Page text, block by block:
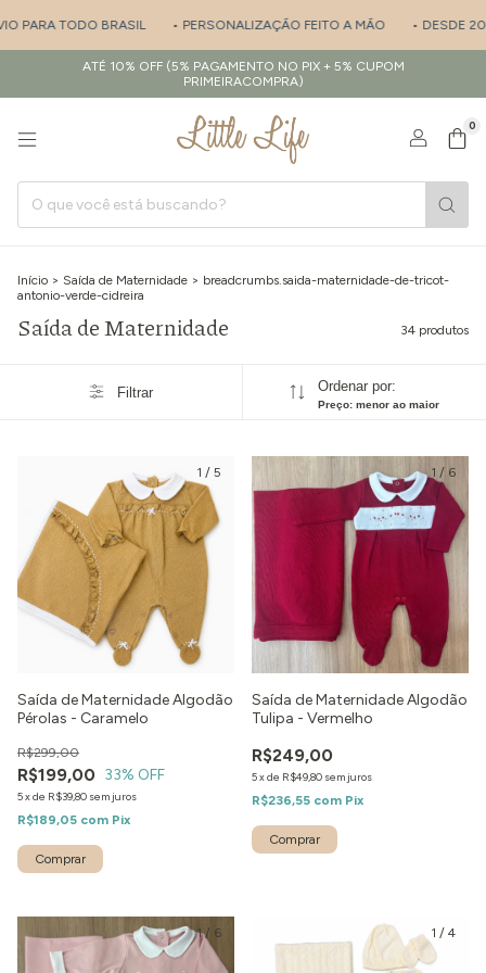
BRASIL • PERSONALIZAÇÃO FEITO A MÃO • DESDE 2017 -
ATÉ 10% OFF (5% PAGAMENTO NO PIX + 5% CUPOM
PRIMEIRACOMPRA)
0
Início > Saída de Maternidade > breadcrumbs.saida-maternidade-de-tricot-
antonio-verde-cidreira
Saída de Maternidade 34 produtos
Filtrar Ordenar por:
Preço: menor ao maior
1 / 5
Saída de Maternidade Algodão
Pérolas - Caramelo
R$199,00
R$299,00
33% OFF
5xde R$39,80 sem juros
R$189,05 com Pix
Comprar
1 / 6
Saída de Maternidade Algodão
Tulipa - Vermelho
R$249,00
5xde R$49,80 sem juros
R$236,55 com Pix
Comprar
1/ 6 1 / 4